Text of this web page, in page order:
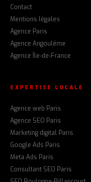
Contact
Mentions légales
Agence Paris
Agence Angoulême
Agence Île-de-France
EXPERTISE LOCALE
Agence web Paris
Agence SEO Paris
Marketing digital Paris
Google Ads Paris
Meta Ads Paris
Consultant SEO Paris